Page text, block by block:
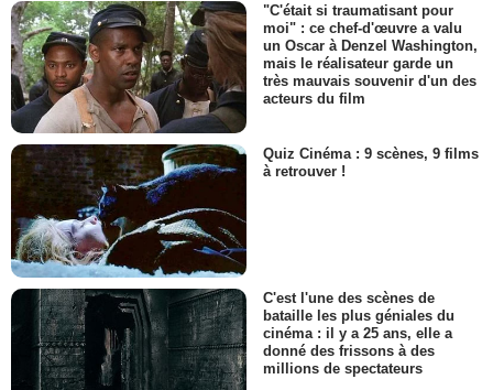
"C'était si traumatisant pour
moi" : ce chef-d'œuvre a valu
un Oscar à Denzel Washington,
mais le réalisateur garde un
très mauvais souvenir d'un des
acteurs du film
Quiz Cinéma : 9 scènes, 9 films
à retrouver !
C'est l'une des scènes de
bataille les plus géniales du
cinéma : il y a 25 ans, elle a
donné des frissons à des
millions de spectateurs